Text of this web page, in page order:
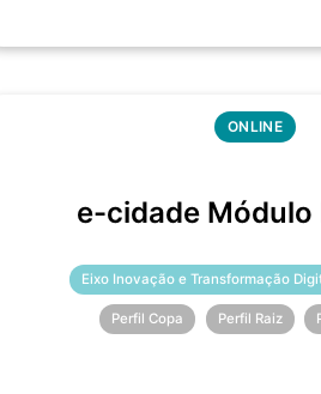
ONLINE
e-cidade Módulo
Eixo Inovação e Transformação
Perfil Copa Perfil Raiz